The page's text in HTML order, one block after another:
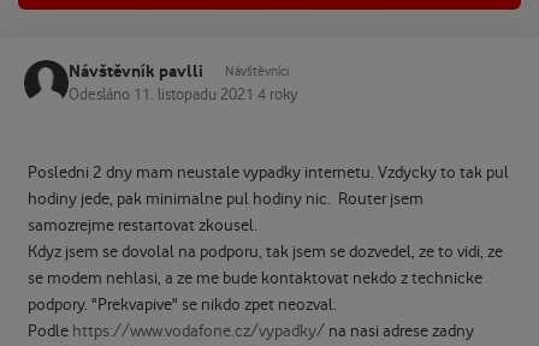
Návštěvník pavlli Návštěvníci
Odesláno 11. listopadu 2021 4 roky
Posledni 2 dny mam neustale vypadky internetu. Vzdycky to tak pul
hodiny jede, pak minimalne pul hodiny nic. Router jsem
samozrejme restartovat zkousel.
Kdyz jsem se dovolal na podporu, tak jsem se dozvedel, ze to vidi, ze
se modem nehlasi, a ze me bude kontaktovat nekdo z technicke
podpory. "Prekvapive" se nikdo zpet neozval.
Podle https://www.vodafone.cz/vypadky/na nasi adrese zadny